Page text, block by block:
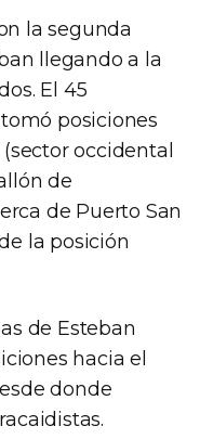
la segunda
llegando a la
El 45
posiciones
occidental
de
de Puerto San
la posición
de Esteban
hacia el
donde